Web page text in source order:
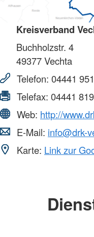
Kreisverband
Buchholzstr. 4
49377Vechta
Telefon: 04441
Telefax: 04441
Web: http://
E-Mail: info@drk-
Karte: Link zur